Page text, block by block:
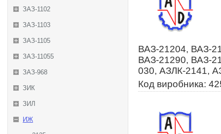
ЗАЗ-1102
ЗАЗ-1103
ЗАЗ-1105
ЗАЗ-11055
ЗАЗ-968
ЗИК
ЗИЛ
ИЖ
ВАЗ-21204, ВАЗ-
ВАЗ-21290, ВАЗ-
030, АЗЛК-2141,
Код виробника: